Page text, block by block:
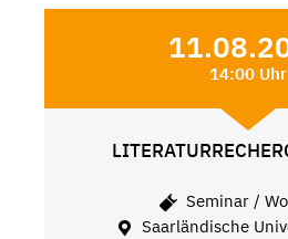
14:00 Uhr
Seminar /
Saarländische